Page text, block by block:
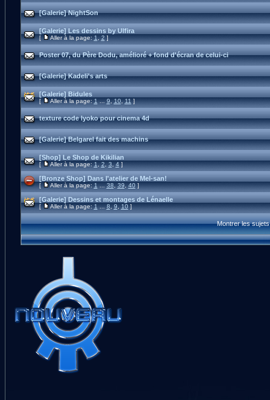
[Galerie] NightSon
[Galerie] Les dessins by Ulfira
[ Aller à la page:1,2]
Poster 07, du Père Dodu, amélioré + fond d'écran de celui-ci
[Galerie] Kadeli's arts
[Galerie] Bidules
[ Aller à la page:1...9,10,11]
texture code lyoko pour cinema 4d
[Galerie] Belgarel fait des machins
[Shop] Le Shop de Kikilian
[ Aller à la page:1,2,3,4]
[Bronze Shop] Dans l'atelier de Mel-san!
[ Aller à la page:1...38,39,40]
[Galerie] Dessins et montages de Lénaelle
[ Aller à la page:1...8,9,10]
Montrer les